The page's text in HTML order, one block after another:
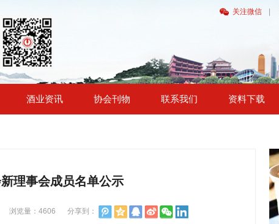
关注微信
酒业资讯 协会刊物 联系我们 资料下载
理事会成员名单公示
浏览量：4606 分享到：